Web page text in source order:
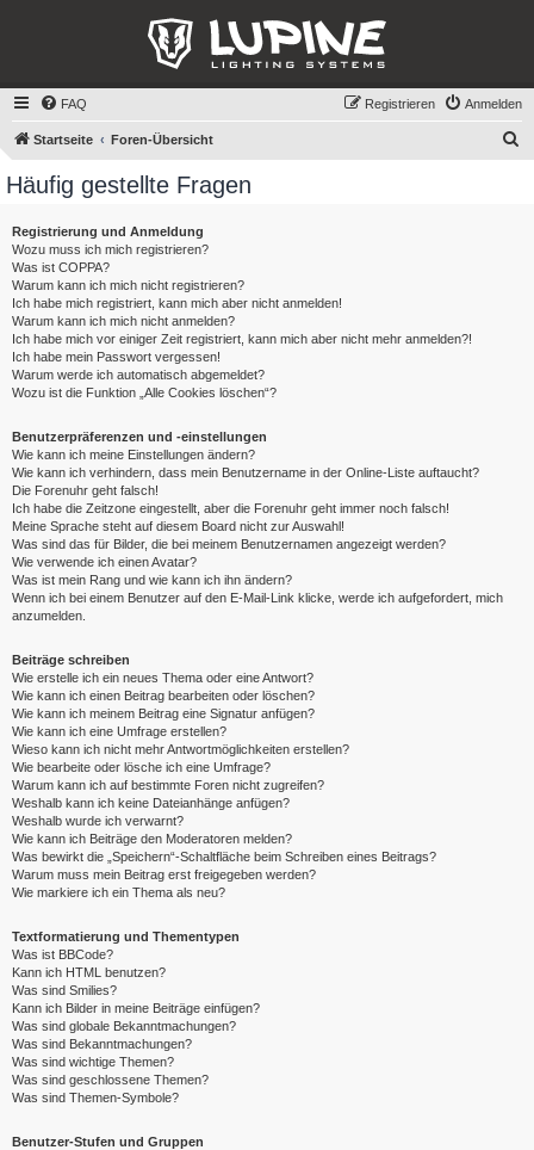
FAQ Anmelden
Registrieren
Startseite Foren-Übersicht
Häufig gestellte Fragen
Registrierung und Anmeldung
Wozu muss ich mich registrieren?
Was ist COPPA?
Warum kann ich mich nicht registrieren?
Ich habe mich registriert, kann mich aber nicht anmelden!
Warum kann ich mich nicht anmelden?
Ich habe mich vor einiger Zeit registriert, kann mich aber nicht mehr anmelden?!
Ich habe mein Passwort vergessen!
Warum werde ich automatisch abgemeldet?
Wozu ist die Funktion „Alle Cookies löschen“?
Benutzerpräferenzen und -einstellungen
Wie kann ich meine Einstellungen ändern?
Wie kann ich verhindern, dass mein Benutzername in der Online-Liste auftaucht?
Die Forenuhr geht falsch!
Ich habe die Zeitzone eingestellt, aber die Forenuhr geht immer noch falsch!
Meine Sprache steht auf diesem Board nicht zur Auswahl!
Was sind das für Bilder, die bei meinem Benutzernamen angezeigt werden?
Wie verwende ich einen Avatar?
Was ist mein Rang und wie kann ich ihn ändern?
Wenn ich bei einem Benutzer auf den E-Mail-Link klicke, werde ich aufgefordert, mich
anzumelden.
Beiträge schreiben
Wie erstelle ich ein neues Thema oder eine Antwort?
Wie kann ich einen Beitrag bearbeiten oder löschen?
Wie kann ich meinem Beitrag eine Signatur anfügen?
Wie kann ich eine Umfrage erstellen?
Wieso kann ich nicht mehr Antwortmöglichkeiten erstellen?
Wie bearbeite oder lösche ich eine Umfrage?
Warum kann ich auf bestimmte Foren nicht zugreifen?
Weshalb kann ich keine Dateianhänge anfügen?
Weshalb wurde ich verwarnt?
Wie kann ich Beiträge den Moderatoren melden?
Was bewirkt die „Speichern“-Schaltfläche beim Schreiben eines Beitrags?
Warum muss mein Beitrag erst freigegeben werden?
Wie markiere ich ein Thema als neu?
Textformatierung und Thementypen
Was ist BBCode?
Kann ich HTML benutzen?
Was sind Smilies?
Kann ich Bilder in meine Beiträge einfügen?
Was sind globale Bekanntmachungen?
Was sind Bekanntmachungen?
Was sind wichtige Themen?
Was sind geschlossene Themen?
Was sind Themen-Symbole?
Benutzer-Stufen und Gruppen